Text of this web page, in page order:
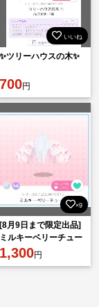
いいね
✨️ツリーハウスの木✨️
700円
×9
[8月9日まで限定出品]
ミルキーベリーチュー
ル 1点 即購入️⭕️
1,300円